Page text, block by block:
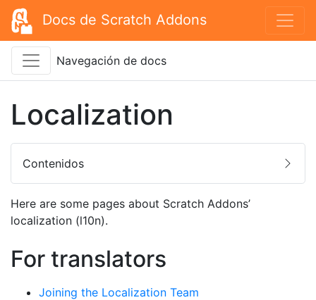
Docs de Scratch Addons
Navegación de docs
Contenidos
Localization
Here are some pages about Scratch Addons’
localization (l10n).
For translators
Joining the Localization Team